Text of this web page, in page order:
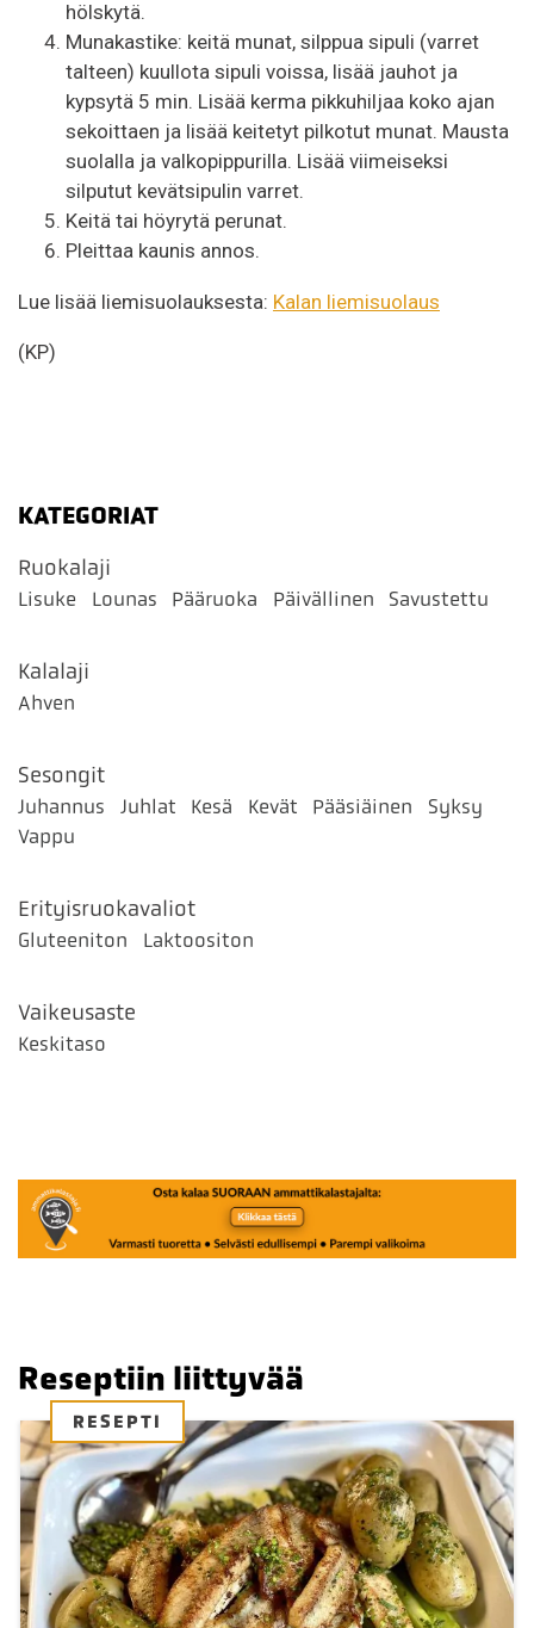
hölskytä.
Munakastike: keitä munat, silppua sipuli (varret
talteen) kuullota sipuli voissa, lisää jauhot ja
kypsytä 5 min. Lisää kerma pikkuhiljaa koko ajan
sekoittaen ja lisää keitetyt pilkotut munat. Mausta
suolalla ja valkopippurilla. Lisää viimeiseksi
silputut kevätsipulin varret.
Keitä tai höyrytä perunat.
Pleittaa kaunis annos.
Lue lisää liemisuolauksesta: Kalan liemisuolaus
(KP)
KATEGORIAT
Ruokalaji
Lisuke Lounas Pääruoka Päivällinen Savustettu
Kalalaji
Ahven
Sesongit
Juhannus Juhlat Kesä Kevät Pääsiäinen
Syksy
Vappu
Erityisruokavaliot
Gluteeniton Laktoositon
Vaikeusaste
Keskitaso
Reseptiin liittyvää
RESEPTI